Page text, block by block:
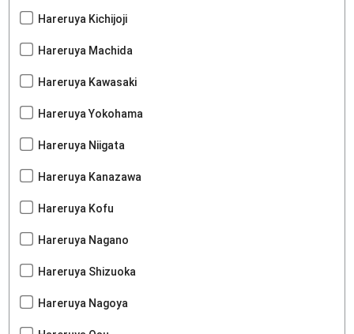
Hareruya Kichijoji
Hareruya Machida
Hareruya Kawasaki
Hareruya Yokohama
Hareruya Niigata
Hareruya Kanazawa
Hareruya Kofu
Hareruya Nagano
Hareruya Shizuoka
Hareruya Nagoya